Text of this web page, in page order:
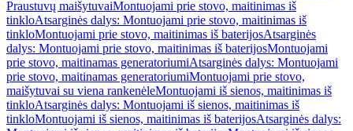
Praustuvų maišytuvaiMontuojami prie stovo, maitinimas iš
tinkloAtsarginės dalys: Montuojami prie stovo, maitinimas iš
tinkloMontuojami prie stovo, maitinimas iš baterijosAtsarginės
dalys: Montuojami prie stovo, maitinimas iš baterijosMontuojami
prie stovo, maitinamas generatoriumiAtsarginės dalys: Montuojami
prie stovo, maitinamas generatoriumiMontuojami prie stovo,
maišytuvai su viena rankenėleMontuojami iš sienos, maitinimas iš
tinkloAtsarginės dalys: Montuojami iš sienos, maitinimas iš
tinkloMontuojami iš sienos, maitinimas iš baterijosAtsarginės dalys: